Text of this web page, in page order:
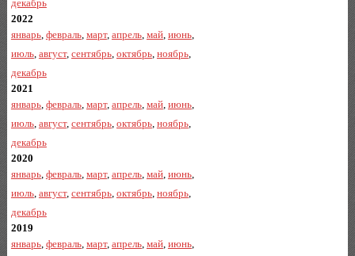
декабрь
2022
январь, февраль, март, апрель, май, июнь,
июль, август, сентябрь, октябрь, ноябрь,
декабрь
2021
январь, февраль, март, апрель, май, июнь,
июль, август, сентябрь, октябрь, ноябрь,
декабрь
2020
январь, февраль, март, апрель, май, июнь,
июль, август, сентябрь, октябрь, ноябрь,
декабрь
2019
январь, февраль, март, апрель, май, июнь,